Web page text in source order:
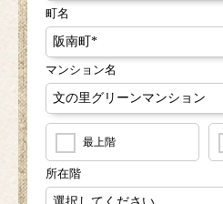
町名
マンション名
最上階
所在階